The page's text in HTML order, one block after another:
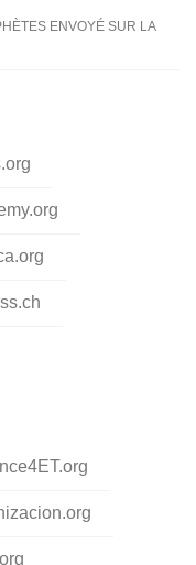
ENVOYÉ SUR LA